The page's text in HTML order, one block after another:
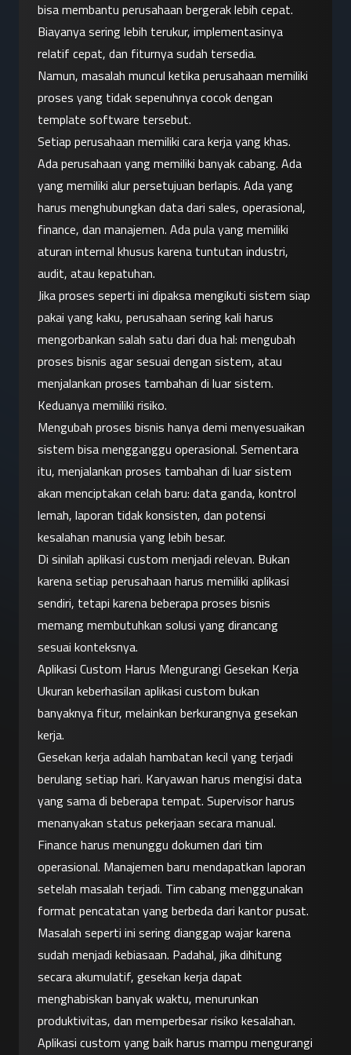
bisa membantu perusahaan bergerak lebih cepat.
Biayanya sering lebih terukur, implementasinya
relatif cepat, dan fiturnya sudah tersedia.
Namun, masalah muncul ketika perusahaan memiliki
proses yang tidak sepenuhnya cocok dengan
template software tersebut.
Setiap perusahaan memiliki cara kerja yang khas.
Ada perusahaan yang memiliki banyak cabang. Ada
yang memiliki alur persetujuan berlapis. Ada yang
harus menghubungkan data dari sales, operasional,
finance, dan manajemen. Ada pula yang memiliki
aturan internal khusus karena tuntutan industri,
audit, atau kepatuhan.
Jika proses seperti ini dipaksa mengikuti sistem siap
pakai yang kaku, perusahaan sering kali harus
mengorbankan salah satu dari dua hal: mengubah
proses bisnis agar sesuai dengan sistem, atau
menjalankan proses tambahan di luar sistem.
Keduanya memiliki risiko.
Mengubah proses bisnis hanya demi menyesuaikan
sistem bisa mengganggu operasional. Sementara
itu, menjalankan proses tambahan di luar sistem
akan menciptakan celah baru: data ganda, kontrol
lemah, laporan tidak konsisten, dan potensi
kesalahan manusia yang lebih besar.
Di sinilah aplikasi custom menjadi relevan. Bukan
karena setiap perusahaan harus memiliki aplikasi
sendiri, tetapi karena beberapa proses bisnis
memang membutuhkan solusi yang dirancang
sesuai konteksnya.
Aplikasi Custom Harus Mengurangi Gesekan Kerja
Ukuran keberhasilan aplikasi custom bukan
banyaknya fitur, melainkan berkurangnya gesekan
kerja.
Gesekan kerja adalah hambatan kecil yang terjadi
berulang setiap hari. Karyawan harus mengisi data
yang sama di beberapa tempat. Supervisor harus
menanyakan status pekerjaan secara manual.
Finance harus menunggu dokumen dari tim
operasional. Manajemen baru mendapatkan laporan
setelah masalah terjadi. Tim cabang menggunakan
format pencatatan yang berbeda dari kantor pusat.
Masalah seperti ini sering dianggap wajar karena
sudah menjadi kebiasaan. Padahal, jika dihitung
secara akumulatif, gesekan kerja dapat
menghabiskan banyak waktu, menurunkan
produktivitas, dan memperbesar risiko kesalahan.
Aplikasi custom yang baik harus mampu mengurangi